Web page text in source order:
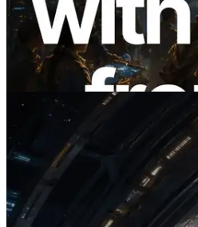
Solana con medición
regiones globales —
Validators
Leer este artículo